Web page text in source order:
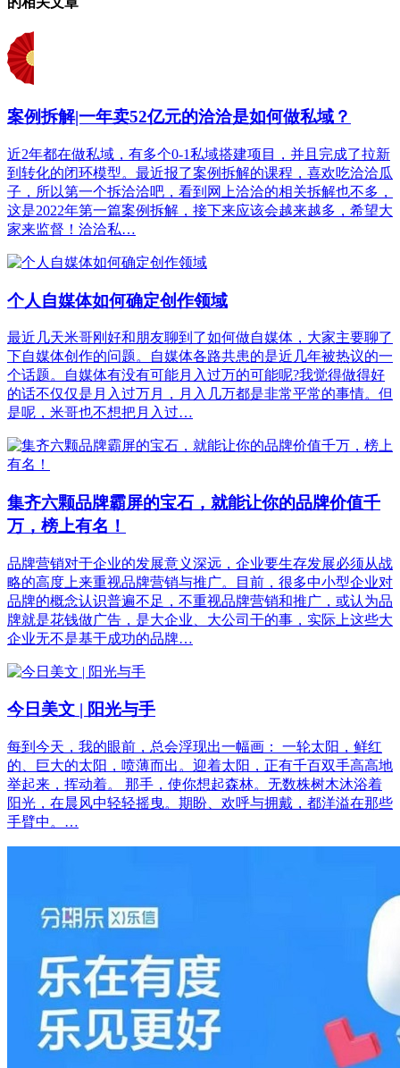
案例拆解|一年卖52亿元的洽洽是如何做私域？
近2年都在做私域，有多个0-1私域搭建项目，并且完成了拉新
到转化的闭环模型。最近报了案例拆解的课程，喜欢吃洽洽瓜
子，所以第一个拆洽洽吧，看到网上洽洽的相关拆解也不多，
这是2022年第一篇案例拆解，接下来应该会越来越多，希望大
家来监督！洽洽私…
个人自媒体如何确定创作领域
最近几天米哥刚好和朋友聊到了如何做自媒体，大家主要聊了
下自媒体创作的问题。自媒体各路共患的是近几年被热议的一
个话题。自媒体有没有可能月入过万的可能呢?我觉得做得好
的话不仅仅是月入过万月，月入几万都是非常平常的事情。但
是呢，米哥也不想把月入过…
集齐六颗品牌霸屏的宝石，就能让你的品牌价值千
万，榜上有名！
品牌营销对于企业的发展意义深远，企业要生存发展必须从战
略的高度上来重视品牌营销与推广。目前，很多中小型企业对
品牌的概念认识普遍不足，不重视品牌营销和推广，或认为品
牌就是花钱做广告，是大企业、大公司干的事，实际上这些大
企业无不是基于成功的品牌…
今日美文 | 阳光与手
每到今天，我的眼前，总会浮现出一幅画： 一轮太阳，鲜红
的、巨大的太阳，喷薄而出。迎着太阳，正有千百双手高高地
举起来，挥动着。 那手，使你想起森林。无数株树木沐浴着
阳光，在晨风中轻轻摇曳。期盼、欢呼与拥戴，都洋溢在那些
手臂中。…